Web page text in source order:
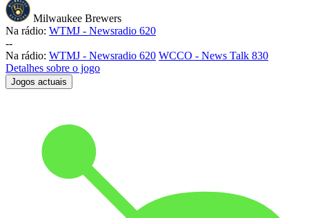
Milwaukee Brewers
Na rádio: WTMJ - Newsradio 620
--
Na rádio: WTMJ - Newsradio 620 WCCO - News Talk 830
Detalhes sobre o jogo
Jogos actuais